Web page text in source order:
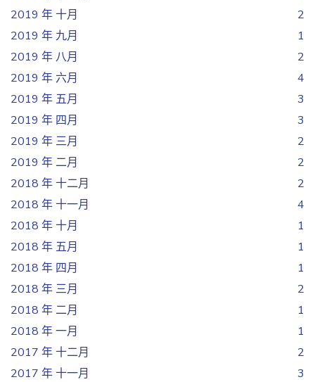
2019 年 十月
2
2019 年 九月
1
2019 年 八月
2
2019 年 六月
4
2019 年 五月
3
2019 年 四月
3
2019 年 三月
2
2019 年 二月
2
2018 年 十二月
2
2018 年 十一月
4
2018 年 十月
1
2018 年 五月
1
2018 年 四月
1
2018 年 三月
2
2018 年 二月
1
2018 年 一月
1
2017 年 十二月
2
2017 年 十一月
3